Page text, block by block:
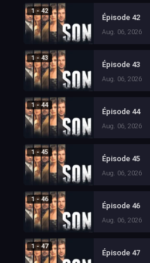
1 - 42
Épisode 42
Aug. 06, 2026
1 - 43
Épisode 43
Aug. 06, 2026
1 - 44
Épisode 44
Aug. 06, 2026
1 - 45
Épisode 45
Aug. 06, 2026
1 - 46
Épisode 46
Aug. 06, 2026
1 - 47
Épisode 47